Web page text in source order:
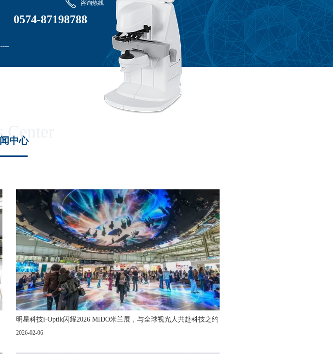
咨询热线
0574-87198788
Center
中心
明星科技i-Optik闪耀2026 MIDO米兰展，与全球视光人共赴科技之约
2026-02-06